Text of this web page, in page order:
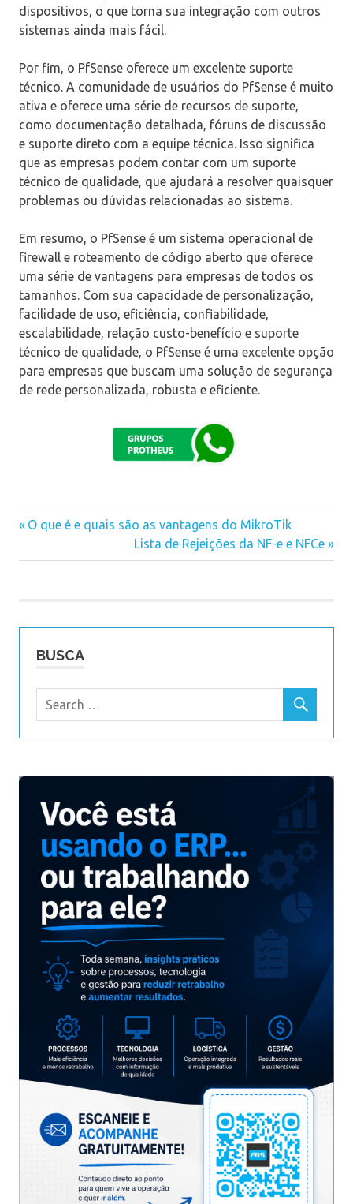
dispositivos, o que torna sua integração com outros
sistemas ainda mais fácil.
Por fim, o PfSense oferece um excelente suporte
técnico. A comunidade de usuários do PfSense é muito
ativa e oferece uma série de recursos de suporte,
como documentação detalhada, fóruns de discussão
e suporte direto com a equipe técnica. Isso significa
que as empresas podem contar com um suporte
técnico de qualidade, que ajudará a resolver quaisquer
problemas ou dúvidas relacionadas ao sistema.
Em resumo, o PfSense é um sistema operacional de
firewall e roteamento de código aberto que oferece
uma série de vantagens para empresas de todos os
tamanhos. Com sua capacidade de personalização,
facilidade de uso, eficiência, confiabilidade,
escalabilidade, relação custo-benefício e suporte
técnico de qualidade, o PfSense é uma excelente opção
para empresas que buscam uma solução de segurança
de rede personalizada, robusta e eficiente.
Previous
O que é e quais são as vantagens do MikroTik
Next
Post:
Lista de Rejeições da NF-e e NFCe
BUSCA